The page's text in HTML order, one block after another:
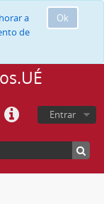
Ok
a
de
Entrar